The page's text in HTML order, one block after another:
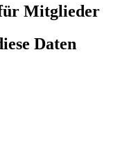
Mitglieder
Daten